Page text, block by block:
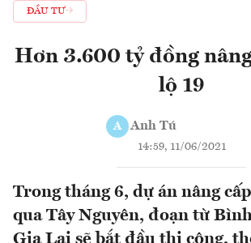
ĐẦU TƯ
Hơn 3.600 tỷ đồng
lộ 19
A Anh Tú
14:59, 11/06/2021
Trong tháng 6, dự án nâng
qua Tây Nguyên, đoạn từ
Gia Lai sẽ bắt đầu thi công,